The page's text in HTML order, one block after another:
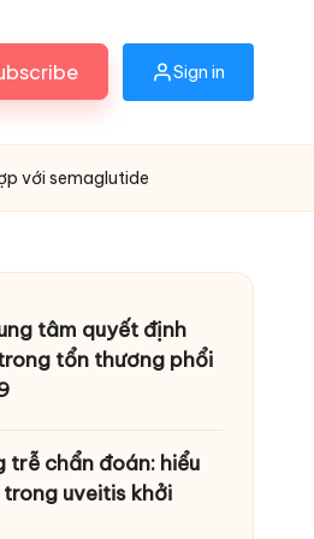
Sign in
với semaglutide
tâm quyết định
tổn thương phổi
trễ chẩn đoán: hiểu
uveitis khởi